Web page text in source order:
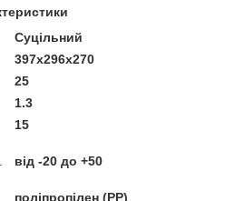
Суцільний
397х296х270
25
1.3
15
від -20 до +50
поліпропілен (PP)